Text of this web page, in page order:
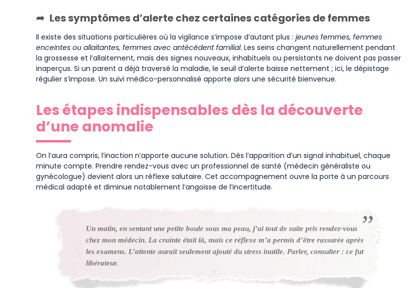
Les symptômes d’alerte chez certaines catégories de femmes
Il existe des situations particulières où la vigilance s’impose d’autant plus : jeunes femmes, femmes
enceintes ou allaitantes, femmes avec antécédent familial. Les seins changent naturellement pendant
la grossesse et l’allaitement, mais des signes nouveaux, inhabituels ou persistants ne doivent pas passer
inaperçus. Si un parent a déjà traversé la maladie, le seuil d’alerte baisse nettement ; ici, le dépistage
régulier s’impose. Un suivi médico-personnalisé apporte alors une sécurité bienvenue.
Les étapes indispensables dès la découverte
d’une anomalie
On l’aura compris, l’inaction n’apporte aucune solution. Dès l’apparition d’un signal inhabituel, chaque
minute compte. Prendre rendez-vous avec un professionnel de santé (médecin généraliste ou
gynécologue) devient alors un réflexe salutaire. Cet accompagnement ouvre la porte à un parcours
médical adapté et diminue notablement l’angoisse de l’incertitude.
Un matin, en sentant une petite boule sous ma peau, j’ai tout de suite pris rendez-vous
chez mon médecin. La crainte était là, mais ce réflexe m’a permis d’être rassurée après
les examens. L’attente aurait seulement ajouté du stress inutile. Parler, consulter : ce fut
libérateur.